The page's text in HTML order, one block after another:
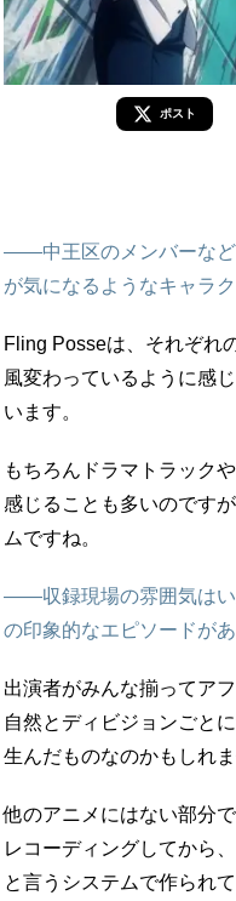
ポスト
――中王区のメンバーなど
が気になるようなキャラ
Fling Posseは、それぞれ
風変わっているように感
います。
もちろんドラマトラック
感じることも多いのです
ムですね。
――収録現場の雰囲気はい
の印象的なエピソードが
出演者がみんな揃ってア
自然とディビジョンごと
生んだものなのかもしれま
他のアニメにはない部分
レコーディングしてから
と言うシステムで作られて